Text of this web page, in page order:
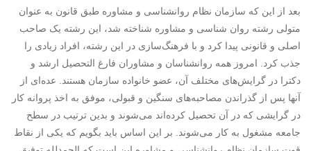
بعد از این که سازمان نظام روانشناسی و مشاوره طبق قانون به عنوان
متولی رشته روان شناسی و مشاوره شناخته شد، این رشته یک صاحب
اصلی و قانونی پیدا کرد و با فرهنگ‌سازی در این رشته، افراد زیادی را
جذب کرد. امروز همه روانشناسان و مشاوران فارغ التحصیل ارشد و
دکترا در گرایش‌های مختلف آن، عضو خانواده سازمان هستند. عده‌ای از
آنها پس از گذراندن مصاحبه‌های سنگین و قبولی، موفق به اخذ پروانه کار
در گرایشی که در آن تحصیل کرده‌اند می‌شوند و بدین ترتیب در سطح
جامعه مشغول به کار می‌شوند. بر این اساس باید بگویم که یکی از نقاط